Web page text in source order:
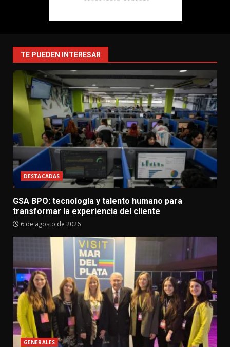
TE PUEDEN INTERESAR
DESTACADAS
GSA BPO: tecnología y talento humano para
transformar la experiencia del cliente
6 de agosto de 2026
GENERALES